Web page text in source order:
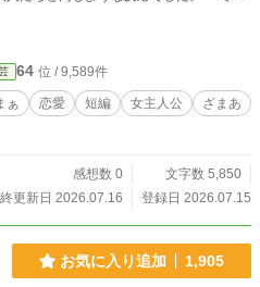
約者を成敗してくれるのでした。
64 位 / 9,589件
ぁ 恋愛 短編 女主人公
ざまあ
感想数 0
文字数 5,850
更新日 2026.07.16
登録日 2026.07.15
お気に入り追加 1,905